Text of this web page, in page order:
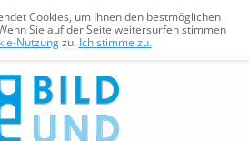
Cookies, um Ihnen den bestmöglichen
Sie auf der Seite weitersurfen stimmen
Nutzungzu. Ich stimme zu.